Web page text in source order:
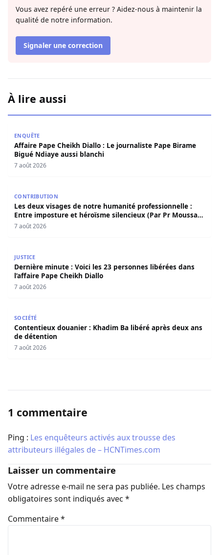
Vous avez repéré une erreur ? Aidez-nous à maintenir la
qualité de notre information.
Signaler une correction
À lire aussi
ENQUÊTE
Affaire Pape Cheikh Diallo : Le journaliste Pape Birame
Bigué Ndiaye aussi blanchi
7 août 2026
CONTRIBUTION
Les deux visages de notre humanité professionnelle :
Entre imposture et héroïsme silencieux (Par Pr Moussa
Seydi)
7 août 2026
JUSTICE
Dernière minute : Voici les 23 personnes libérées dans
l’affaire Pape Cheikh Diallo
7 août 2026
SOCIÉTÉ
Contentieux douanier : Khadim Ba libéré après deux ans
de détention
7 août 2026
1 commentaire
Ping : Les enquêteurs activés aux trousse des
attributeurs illégales de – HCNTimes.com
Laisser un commentaire
Votre adresse e-mail ne sera pas publiée. Les champs
obligatoires sont indiqués avec *
Commentaire*